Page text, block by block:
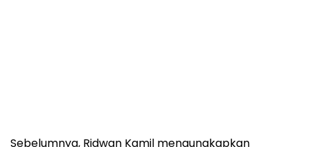
Sebelumnya, Ridwan Kamil mengungkapkan